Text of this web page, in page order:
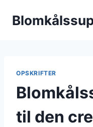
OPSKRIFTER
til den